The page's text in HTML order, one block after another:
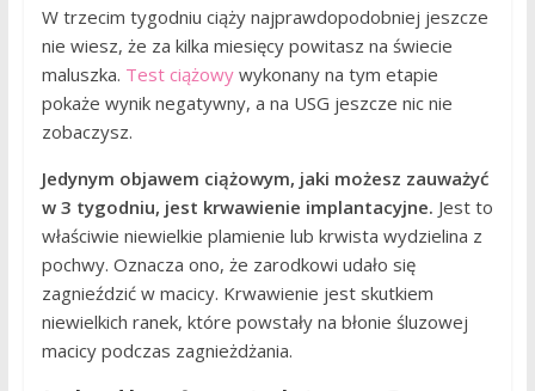
W trzecim tygodniu ciąży najprawdopodobniej jeszcze
nie wiesz, że za kilka miesięcy powitasz na świecie
maluszka. Test ciążowywykonany na tym etapie
pokaże wynik negatywny, a na USG jeszcze nic nie
zobaczysz.
Jedynym objawem ciążowym, jaki możesz zauważyć
w 3 tygodniu, jest krwawienie implantacyjne. Jest to
właściwie niewielkie plamienie lub krwista wydzielina z
pochwy. Oznacza ono, że zarodkowi udało się
zagnieździć w macicy. Krwawienie jest skutkiem
niewielkich ranek, które powstały na błonie śluzowej
macicy podczas zagnieżdżania.